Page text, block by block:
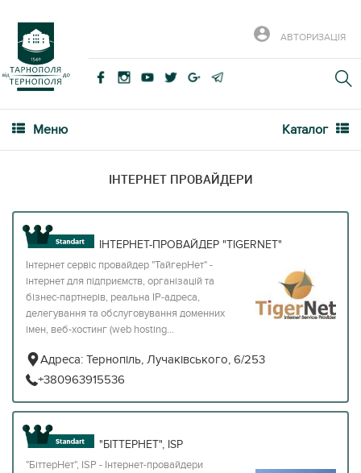
АВТОРИЗАЦІЯ
Меню Каталог
IНТЕРНЕТ ПРОВАЙДЕРИ
ІНТЕРНЕТ-ПРОВАЙДЕР "TIGERNET"
Інтернет сервіс провайдер "ТайгерНет" -
інтернет для підприємств, організацій та
бізнес-партнерів, реальна IP-адреса,
делегування та обслуговування доменних
імен, веб-хостинг (web hostіng...
Адреса: Тернопіль, Лучаківського, 6/253
+380963915536
"БІТТЕРНЕТ", ISP
"БіттерНет", ISP - Інтернет-провайдери